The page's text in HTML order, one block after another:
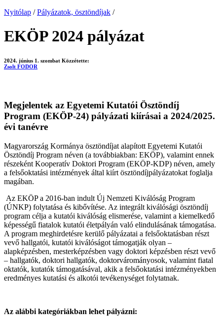
Nyitólap / Pályázatok, ösztöndíjak /
EKÖP 2024 pályázat
2024. június 1. szombat Közzétette:
Zsolt FODOR
Megjelentek az Egyetemi Kutatói Ösztöndíj
Program (EKÖP-24) pályázati kiírásai a 2024/2025.
évi tanévre
Magyarország Kormánya ösztöndíjat alapított Egyetemi Kutatói
Ösztöndíj Program néven (a továbbiakban: EKÖP), valamint ennek
részeként Kooperatív Doktori Program (EKÖP-KDP) néven, amely
a felsőoktatási intézmények által kiírt ösztöndíjpályázatokat foglalja
magában.
Az EKÖP a 2016-ban indult Új Nemzeti Kiválóság Program
(ÚNKP) folytatása és kibővítése. Az integrált kiválósági ösztöndíj
program célja a kutatói kiválóság elismerése, valamint a kiemelkedő
képességű fiatalok kutatói életpályán való elindulásának támogatása.
A program meghirdetésre kerülő pályázatai a felsőoktatásban részt
vevő hallgatói, kutatói kiválóságot támogatják olyan –
alapképzésben, mesterképzésben vagy doktori képzésben részt vevő
– hallgatók, doktori hallgatók, doktorvárományosok, valamint fiatal
oktatók, kutatók támogatásával, akik a felsőoktatási intézményekben
eredményes kutatási és alkotói tevékenységet folytatnak.
Az alábbi kategóriákban lehet pályázni: